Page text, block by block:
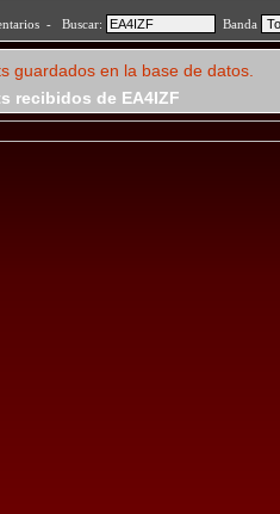
- Buscar: Banda
guardados en la base de datos.
recibidos de EA4IZF